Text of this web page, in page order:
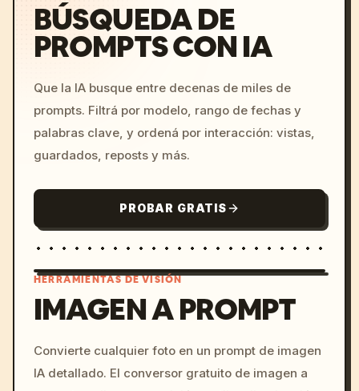
BÚSQUEDA DE
PROMPTS CON IA
Que la IA busque entre decenas de miles de
prompts. Filtrá por modelo, rango de fechas y
palabras clave, y ordená por interacción: vistas,
guardados, reposts y más.
PROBAR GRATIS
c, cyberpunk sunset, neon
colors, 8k --v 6.0
HERRAMIENTAS DE VISIÓN
IMAGEN A PROMPT
Convierte cualquier foto en un prompt de imagen
IA detallado. El conversor gratuito de imagen a